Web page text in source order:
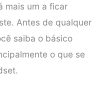
mais um a ficar
Antes de qualquer
saiba o básico
o que se